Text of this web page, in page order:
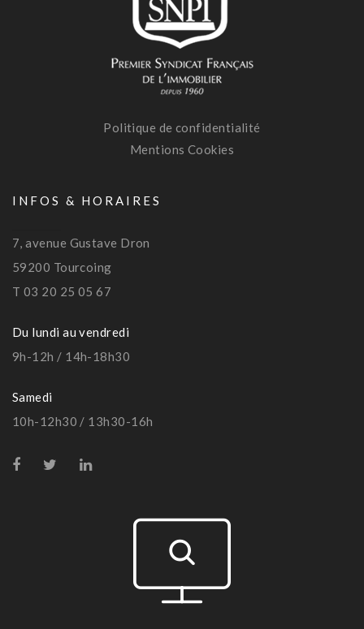
Politique de confidentialité
Mentions Cookies
INFOS & HORAIRES
7, avenue Gustave Dron
59200 Tourcoing
T 03 20 25 05 67
Du lundi au vendredi
9h-12h / 14h-18h30
Samedi
10h-12h30 / 13h30-16h